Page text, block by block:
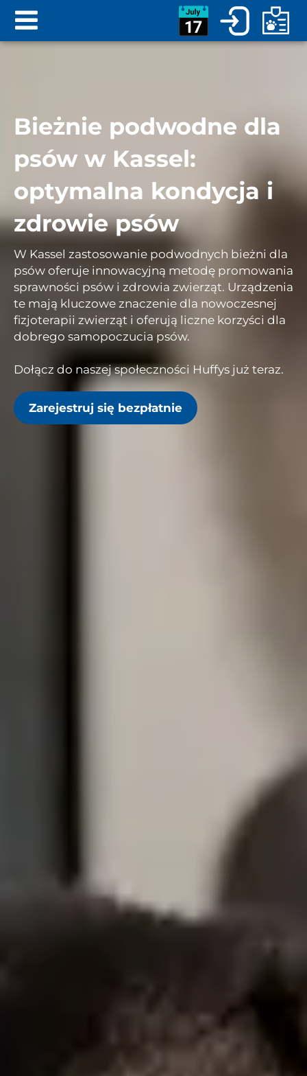
Bieżnie podwodne dla
psów w Kassel:
optymalna kondycja i
zdrowie psów
W Kassel zastosowanie podwodnych bieżni dla
psów oferuje innowacyjną metodę promowania
sprawności psów i zdrowia zwierząt. Urządzenia
te mają kluczowe znaczenie dla nowoczesnej
fizjoterapii zwierząt i oferują liczne korzyści dla
dobrego samopoczucia psów.
Dołącz do naszej społeczności Huffys już teraz.
Zarejestruj się bezpłatnie